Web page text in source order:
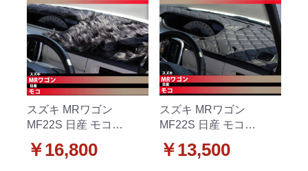
スズキ MRワゴン
MF22S 日産 モコ
マット ロングファー ハ
￥16,800
スズキ MRワゴン
MF22S 日産 モコ
マット クロス/ダイヤ/ブ
￥13,500